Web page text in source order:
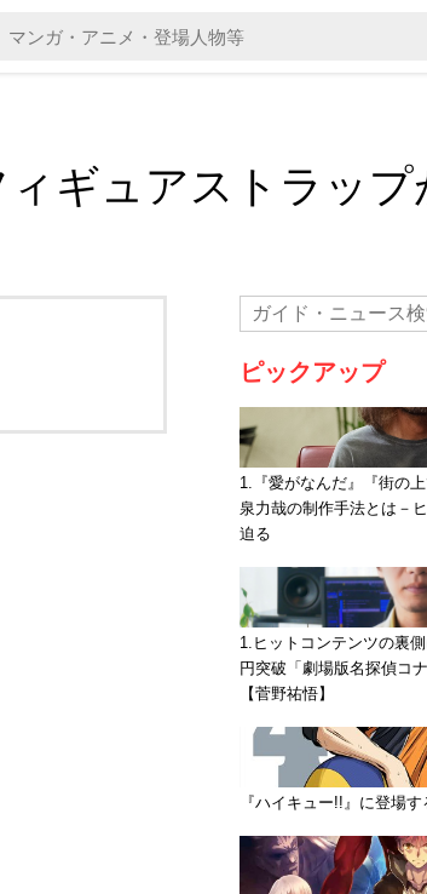
ギュアストラップ
ピックアップ
1.『愛がなんだ』『街の
泉力哉の制作手法とは－
迫る
1.ヒットコンテンツの裏
円突破「劇場版名探偵コ
【菅野祐悟】
『ハイキュー!!』に登場